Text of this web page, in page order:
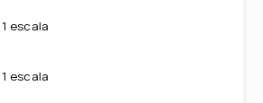
1 escala
1 escala